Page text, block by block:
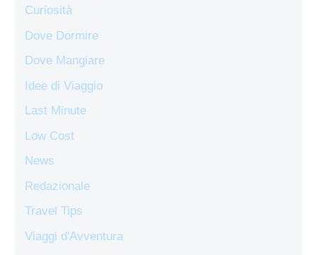
Curiosità
Dove Dormire
Dove Mangiare
Idee di Viaggio
Last Minute
Low Cost
News
Redazionale
Travel Tips
Viaggi d'Avventura